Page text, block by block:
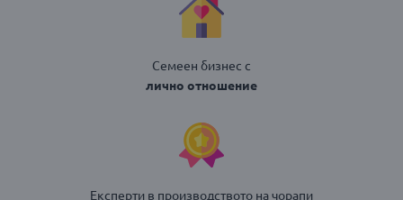
Семеен бизнес с
лично отношение
Експерти в производството на чорапи